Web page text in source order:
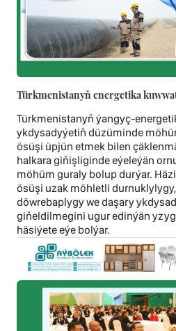
Türkmenistanyň energetika
Türkmenistanyň ýangyç-
ykdysadyýetiň düzüminde
ösüşi üpjün etmek bilen
halkara giňişliginde eýeleýän
möhüm guraly bolup durýar.
ösüşi uzak möhletli
döwrebaplygy we daşary
giňeldilmegini ugur edinýän
häsiýete eýe bolýar.